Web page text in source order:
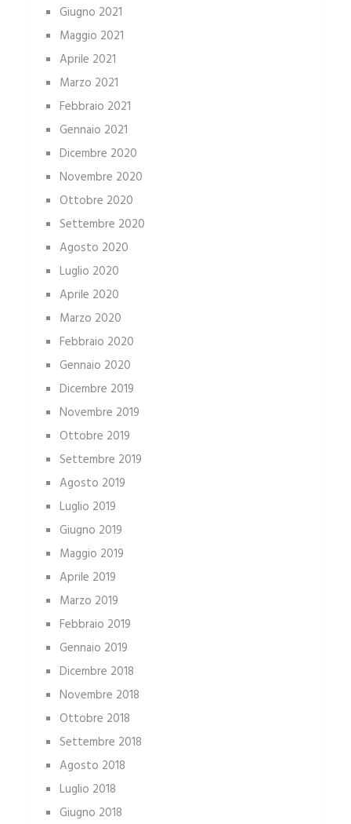
Giugno 2021
Maggio 2021
Aprile 2021
Marzo 2021
Febbraio 2021
Gennaio 2021
Dicembre 2020
Novembre 2020
Ottobre 2020
Settembre 2020
Agosto 2020
Luglio 2020
Aprile 2020
Marzo 2020
Febbraio 2020
Gennaio 2020
Dicembre 2019
Novembre 2019
Ottobre 2019
Settembre 2019
Agosto 2019
Luglio 2019
Giugno 2019
Maggio 2019
Aprile 2019
Marzo 2019
Febbraio 2019
Gennaio 2019
Dicembre 2018
Novembre 2018
Ottobre 2018
Settembre 2018
Agosto 2018
Luglio 2018
Giugno 2018